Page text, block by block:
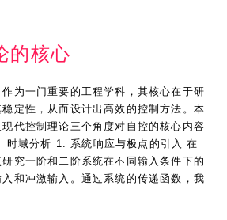
的核心
为一门重要的工程学科，其核心在于研
定性，从而设计出高效的控制方法。本
代控制理论三个角度对自控的核心内容
时域分析 1. 系统响应与极点的引入 在
究一阶和二阶系统在不同输入条件下的
和冲激输入。通过系统的传递函数，我